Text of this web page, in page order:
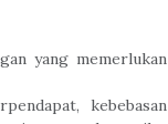
yang memerlukan
kebebasan